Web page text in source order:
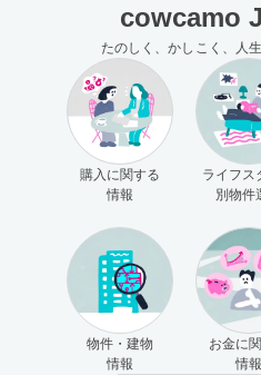
cowcamo
たのしく、かしこく、人
購入に関する
情報
ライフス
別物件
物件・建物
情報
お金に
情報